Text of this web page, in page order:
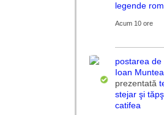
legende
Acum 10 ore
postarea de
Ioan
prezentată
stejar şi
catifea